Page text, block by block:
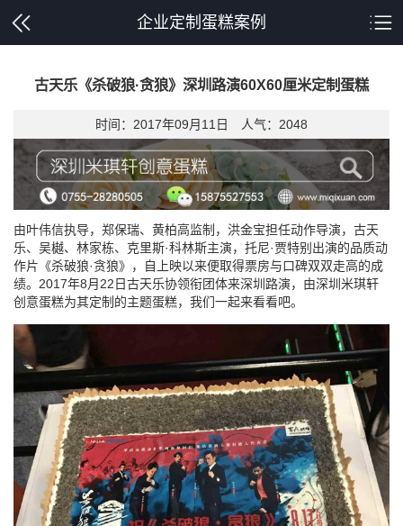
企业定制蛋糕案例
古天乐《杀破狼·贪狼》深圳路演60X60厘米定制蛋糕
时间：2017年09月11日 人气： 2048
由叶伟信执导，郑保瑞、黄柏高监制，洪金宝担任动作导演，古天
乐、吴樾、林家栋、克里斯·科林斯主演，托尼·贾特别出演的品质动
作片《杀破狼·贪狼》，自上映以来便取得票房与口碑双双走高的成
绩。2017年8月22日古天乐协领衔团体来深圳路演，由深圳米琪轩
创意蛋糕为其定制的主题蛋糕，我们一起来看看吧。